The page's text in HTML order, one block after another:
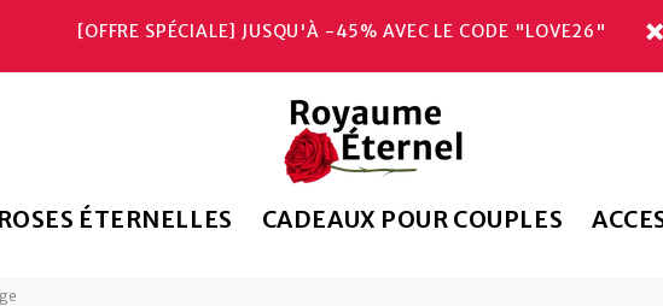
[OFFRE SPÉCIALE] JUSQU'À -45% AVEC LE CODE "LOVE26"
ÉTERNELLES CADEAUX POUR COUPLES